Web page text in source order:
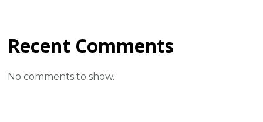
Recent Comments
No comments to show.